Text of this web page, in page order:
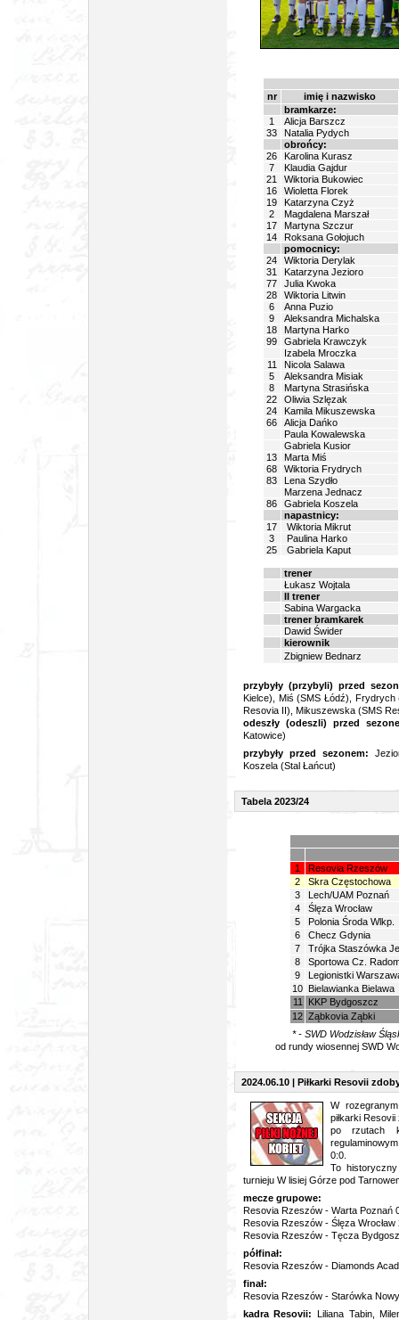
nr
imię i nazwisko
bramkarze:
1
Alicja Barszcz
33
Natalia Pydych
obrońcy:
26
Karolina Kurasz
7
Klaudia Gajdur
21
Wiktoria Bukowiec
16
Wioletta Florek
19
Katarzyna Czyż
2
Magdalena Marszał
17
Martyna Szczur
14
Roksana Gołojuch
pomocnicy:
24
Wiktoria Derylak
31
Katarzyna Jezioro
77
Julia Kwoka
28
Wiktoria Litwin
6
Anna Puzio
9
Aleksandra Michalska
18
Martyna Harko
99
Gabriela Krawczyk
Izabela Mroczka
11
Nicola Salawa
5
Aleksandra Misiak
8
Martyna Strasińska
22
Oliwia Szlęzak
24
Kamila Mikuszewska
66
Alicja Dańko
Paula Kowalewska
Gabriela Kusior
13
Marta Miś
68
Wiktoria Frydrych
83
Lena Szydło
Marzena Jednacz
86
Gabriela Koszela
napastnicy:
17
Wiktoria Mikrut
3
Paulina Harko
25
Gabriela Kaput
trener
Łukasz Wojtala
II trener
Sabina Wargacka
trener bramkarek
Dawid Świder
kierownik
Zbigniew Bednarz
przybyły (przybyli) przed
Kielce), Miś (SMS Łódź), Frydrych
Resovia II), Mikuszewska (SMS
odeszły (odeszli) przed
Katowice)
przybyły przed sezonem:
Koszela (Stal Łańcut)
Tabela 2023/24
1
Resovia Rzeszów
2
Skra Częstochowa
3
Lech/UAM Poznań
4
Ślęza Wrocław
5
Polonia Środa Wlkp.
6
Checz Gdynia
7
Trójka Staszówka
8
Sportowa Cz.
9
Legionistki
10 Bielawianka Bielawa
11
KKP Bydgoszcz
12 Ząbkovia Ząbki
* - SWD Wodzisław
od rundy wiosennej SWD
2024.06.10 | Piłkarki Resovii
W
piłkarki
po rzutach
0:0.
To
turnieju W lisiej Górze pod
mecze grupowe:
Resovia Rzeszów - Warta Poznań
Resovia Rzeszów - Ślęza
Resovia Rzeszów - Tęcza
półfinał:
Resovia Rzeszów - Diamonds
finał:
Resovia Rzeszów - Starówka
kadra Resovii: Liliana Tabin,